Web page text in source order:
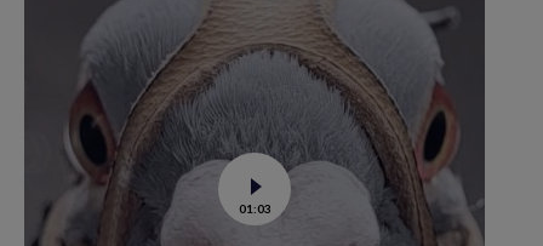
Voir
la
vidéo
01:03